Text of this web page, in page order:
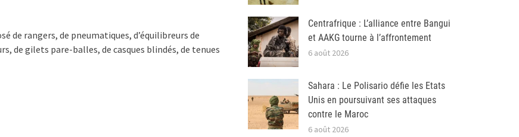
de rangers, de pneumatiques, d’équilibreurs de
de gilets pare-balles, de casques blindés, de tenues
Centrafrique : L’alliance entre Bangui
et AAKG tourne à l’affrontement
6 août 2026
Sahara : Le Polisario défie les Etats
Unis en poursuivant ses attaques
contre le Maroc
6 août 2026